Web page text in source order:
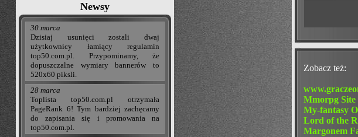
Newsy
30 marca
Dzisiaj usunięci zostali dwaj
użytkownicy łamiący regulamin
top50.com.pl. Przypominamy, że
dopuszczalne wymiary bannerów to
520x60 piksli.
28 marca
Toplista top50.com.pl otrzymała
PageRank 6! Tym bardziej zachęcamy
do zapisania się i promowania na
top50.com.pl.
Zobacz też:
Mmorpg Site
My-fantasy
Lord of the
Margonem